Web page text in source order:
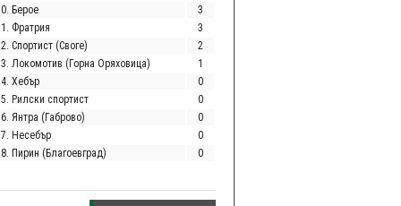
Берое
3
Фратрия
3
Спортист (Своге)
2
Локомотив (Горна Оряховица)
1
Хебър
0
Рилски спортист
0
Янтра (Габрово)
0
Несебър
0
Пирин (Благоевград)
0